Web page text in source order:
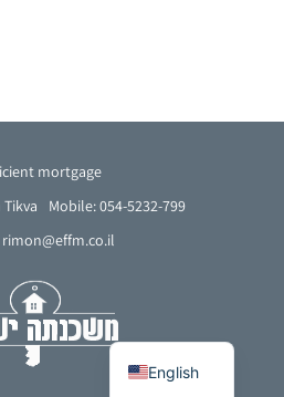
mortgage
Mobile: 054-5232-799
rimon@effm.co.il
English